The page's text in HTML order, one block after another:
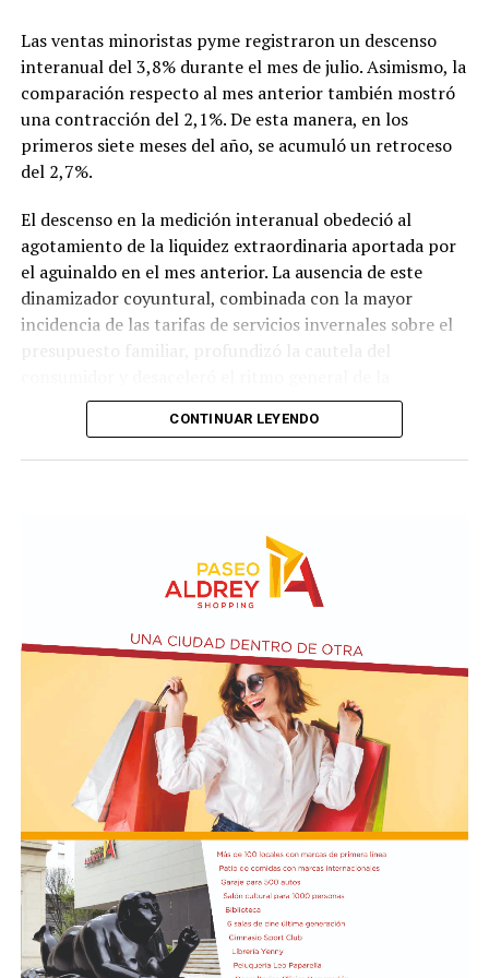
Las ventas minoristas pyme registraron un descenso
interanual del 3,8% durante el mes de julio. Asimismo, la
comparación respecto al mes anterior también mostró
una contracción del 2,1%. De esta manera, en los
primeros siete meses del año, se acumuló un retroceso
del 2,7%.
El descenso en la medición interanual obedeció al
agotamiento de la liquidez extraordinaria aportada por
el aguinaldo en el mes anterior. La ausencia de este
dinamizador coyuntural, combinada con la mayor
incidencia de las tarifas de servicios invernales sobre el
presupuesto familiar, profundizó la cautela del
actividad.
anterior, cifra que evidenció un descenso de dos puntos
porcentuales en comparación con el relevamiento del
mes de junio. Esta retracción en la lectura neutral se
tradujo de forma directa en un incremento de las
valoraciones pesimistas, observándose que la
proporción de comercios que definió su escenario
operativo como desfavorable ascendió del 43,1% al
44,5% en el transcurso del último mes.
En cuanto a las proyecciones a doce meses, el 46,3% de
los relevados prevé que su nivel de actividad no
experimentará cambios significativos. Por otro lado, un
42,4% estima un escenario futuro más favorable, lo que
representa un avance de 4,7 puntos porcentuales en la
visión optimista respecto al mes anterior, mientras que
el 11,3% restante aguarda un deterioro en el
desempeño de su negocio. Finalmente, en lo relativo a
CONTINUAR LEYENDO